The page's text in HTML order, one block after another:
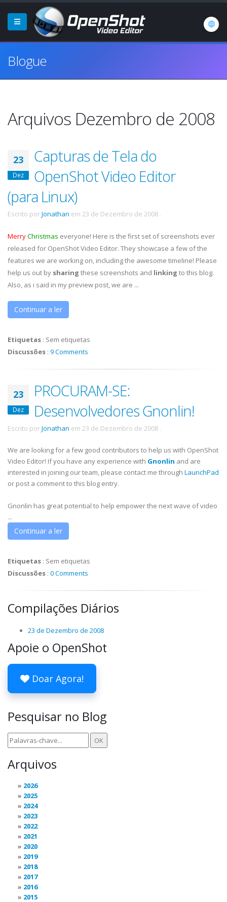
Blogue
Arquivos Dezembro de 2008
23
Dez
Capturas de Tela do
OpenShot Video Editor
(para Linux)
Escrito porJonathan em 23 de Dezembro de 2008 .
MerryChristmas everyone! Here is the first set of screenshots ever
released for OpenShot Video Editor. They showcase a few of the
features we are working on, including the awesome timeline! Please
help us out by sharing these screenshots and linking to this blog.
Also, as i said in my preview post, we are ...
Continuar a ler
Etiquetas : Sem etiquetas
Discussões : 9 Comments
23
Dez
PROCURAM-SE:
Desenvolvedores Gnonlin!
Escrito porJonathan em 23 de Dezembro de 2008 .
We are looking for a few good contributors to help us with OpenShot
Video Editor! If you have any experience with Gnonlin and are
interested in joining our team, please contact me through LaunchPad
or post a comment to this blog entry.
Gnonlin has great potential to help empower the next wave of video
...
Continuar a ler
Etiquetas : Sem etiquetas
Discussões : 0 Comments
Compilações Diários
23 de Dezembro de 2008
Apoie o OpenShot
Doar Agora!
Pesquisar no Blog
Arquivos
2026
2025
2024
2023
2022
2021
2020
2019
2018
2017
2016
2015